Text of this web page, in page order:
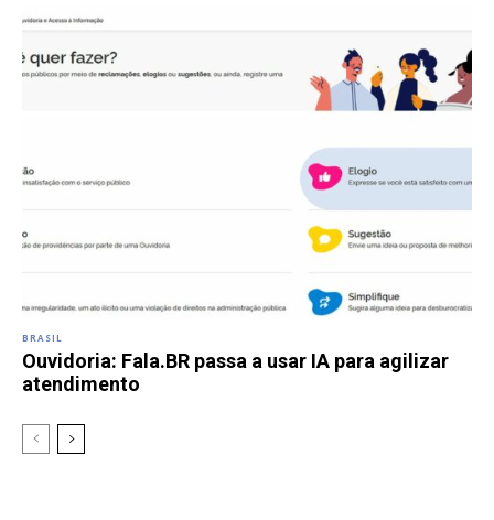
BRASIL
Ouvidoria: Fala.BR passa a usar IA para agilizar
atendimento